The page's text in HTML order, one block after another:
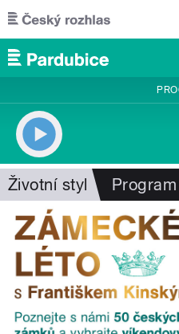
Přejít k hlavnímu obsahu
Životní styl Program